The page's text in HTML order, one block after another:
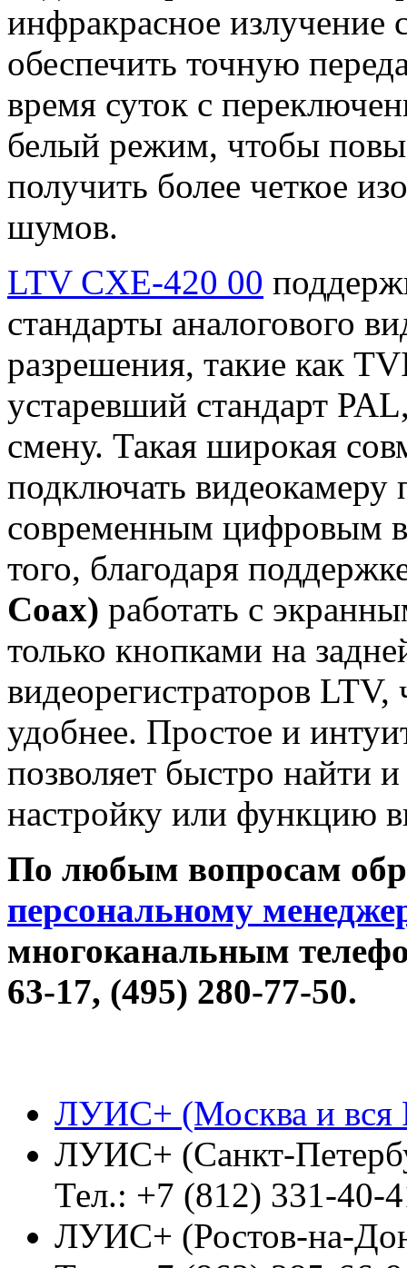
инфракрасное
обеспечить точную
время суток с
белый режим, чтобы
получить более четкое
шумов.
LTV CXE-420 00
стандарты аналогового
разрешения, такие как
устаревший стандарт
смену. Такая широкая
подключать
современным цифровым
того, благодаря
Coax) работать с
только кнопками на
видеорегистраторов
удобнее. Простое и
позволяет быстро найти
настройку или функцию
По любым вопросам
персональному
многоканальным
63-17, (495) 280-77-50.
ЛУИС+ (Москва и вся
ЛУИС+ (Санкт-
Тел.: +7 (812) 331-40-
ЛУИС+ (Ростов-на-